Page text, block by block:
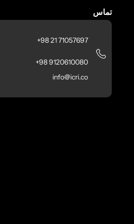
تماس
71057697 21 98+
9120610080 98+
info@icri.co